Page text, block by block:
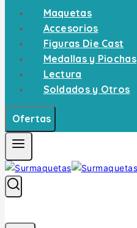
Maquetas
Accesorios
Figuras Die Cast
Medallas y Piochas
Lectura
Soldados y Otros
Ofertas